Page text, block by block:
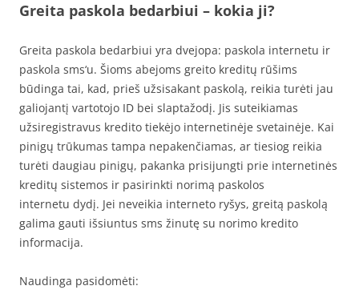
Greita paskola bedarbiui – kokia ji?
Greita paskola bedarbiui yra dvejopa: paskola internetu ir
paskola sms‘u. Šioms abejoms greito kreditų rūšims
būdinga tai, kad, prieš užsisakant paskolą, reikia turėti jau
galiojantį vartotojo ID bei slaptažodį. Jis suteikiamas
užsiregistravus kredito tiekėjo internetinėje svetainėje. Kai
pinigų trūkumas tampa nepakenčiamas, ar tiesiog reikia
turėti daugiau pinigų, pakanka prisijungti prie internetinės
kreditų sistemos ir pasirinkti norimą paskolos
internetu dydį. Jei neveikia interneto ryšys, greitą paskolą
galima gauti išsiuntus sms žinutę su norimo kredito
informacija.
Naudinga pasidomėti: